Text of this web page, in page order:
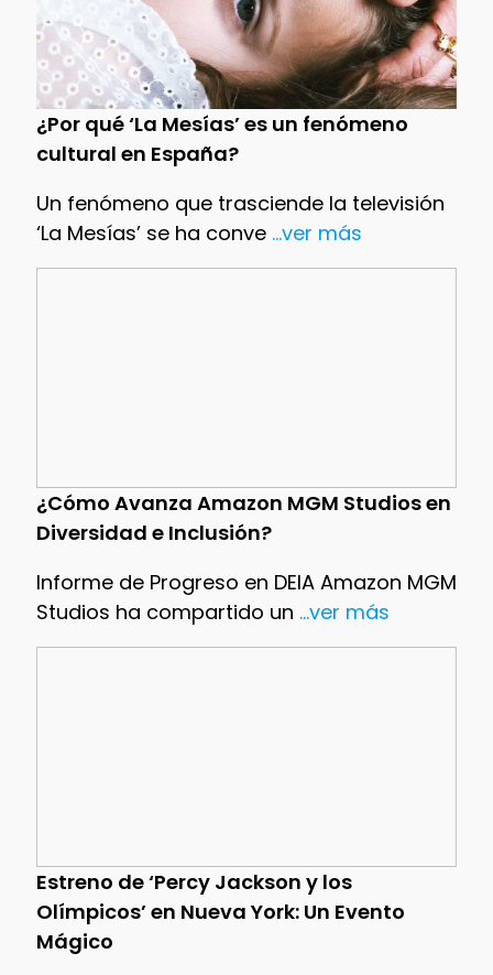
¿Por qué ‘La Mesías’ es un fenómeno
cultural en España?
Un fenómeno que trasciende la televisión
‘La Mesías’ se ha conve...ver más
¿Cómo Avanza Amazon MGM Studios en
Diversidad e Inclusión?
Informe de Progreso en DEIA Amazon MGM
Studios ha compartido un ...ver más
Estreno de ‘Percy Jackson y los
Olímpicos’ en Nueva York: Un Evento
Mágico